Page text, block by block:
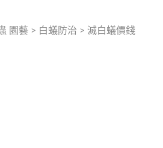
園藝 > 白蟻防治 > 滅白蟻價錢